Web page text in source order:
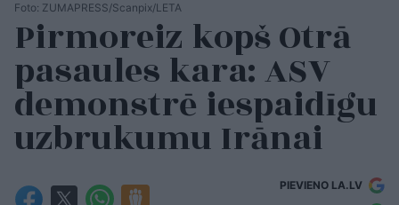
Foto: ZUMAPRESS/Scanpix/LETA
Pirmoreiz kopš Otrā
pasaules kara: ASV
demonstrē iespaidīgu
uzbrukumu Irānai
PIEVIENO LA.LV